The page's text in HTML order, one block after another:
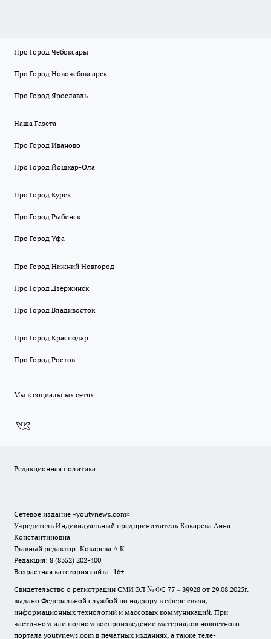
Про Город Чебоксары
Про Город Новочебоксарск
Про Город Ярославль
Наша Газета
Про Город Иваново
Про Город Йошкар-Ола
Про Город Курск
Про Город Рыбинск
Про Город Уфа
Про Город Нижний Новгород
Про Город Дзержинск
Про Город Владивосток
Про Город Краснодар
Про Город Ростов
Мы в социальных сетях
Редакционная политика
Сетевое издание «youtvnews.com»
Учредитель Индивидуальный предприниматель Кокарева Анна
Константиновна
Главный редактор: Кокарева А.К.
Редакция: 8 (8352) 202-400
Возрастная категория сайта: 16+
Свидетельство о регистрации СМИ ЭЛ № ФС 77 – 89928 от 29.08.2025г.
выдано Федеральной службой по надзору в сфере связи,
информационных технологий и массовых коммуникаций. При
частичном или полном воспроизведении материалов новостного
портала youtvnews.com в печатных изданиях, а также теле-